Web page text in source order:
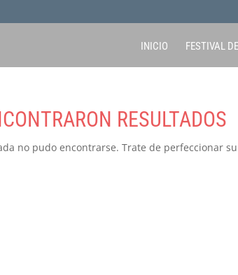
INICIO FESTIVAL
RESULTADOS
no pudo encontrarse. Trate de perfeccionar